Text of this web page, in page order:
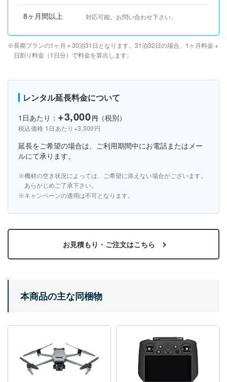
8ヶ月間以上 対応可能。お問い合わせ下さい。
長期プランの1ヶ月＝30泊31日となります。31泊32日の場合、1ヶ月料金 +
日割り料金（1日分）で料金を算出します。
レンタル延長料金について
1日あたり： +3,000円 （税別）
税込価格 1日あたり+3,300円
延長をご希望の場合は、ご利用期間中にお電話またはメー
ルにて承ります。
機材の空き状況によっては、ご希望に添えない場合がございます。
あらかじめご了承下さい。
キャンペーンの適用は不可となります。
お見積もり・ご注文はこちら
本商品の主な同梱物